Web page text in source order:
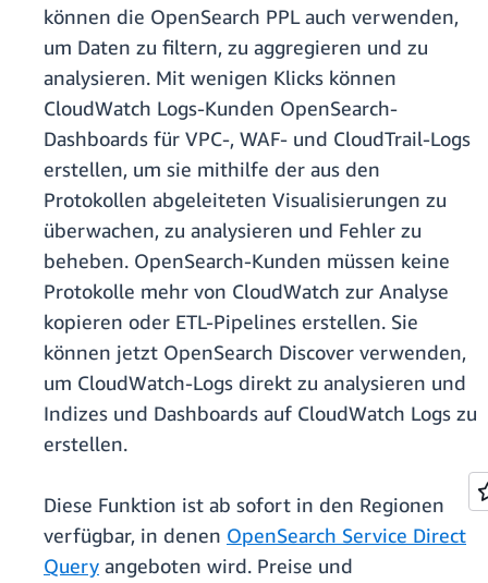
können die OpenSearch PPL auch verwenden,
um Daten zu filtern, zu aggregieren und zu
analysieren. Mit wenigen Klicks können
CloudWatch Logs-Kunden OpenSearch-
Dashboards für VPC-, WAF- und CloudTrail-Logs
erstellen, um sie mithilfe der aus den
Protokollen abgeleiteten Visualisierungen zu
überwachen, zu analysieren und Fehler zu
beheben. OpenSearch-Kunden müssen keine
Protokolle mehr von CloudWatch zur Analyse
kopieren oder ETL-Pipelines erstellen. Sie
können jetzt OpenSearch Discover verwenden,
um CloudWatch-Logs direkt zu analysieren und
Indizes und Dashboards auf CloudWatch Logs zu
erstellen.
Diese Funktion ist ab sofort in den Regionen
verfügbar, in denen OpenSearch Service Direct
Query angeboten wird. Preise und